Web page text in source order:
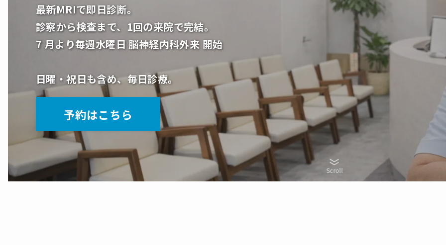
最新MRIで即日診断。
診察から検査まで、1回の来院で完結。
7 月より毎週水曜日 脳神経内科外来 開始
日曜・祝日も含め、毎日診療。
予約はこちら
Scroll